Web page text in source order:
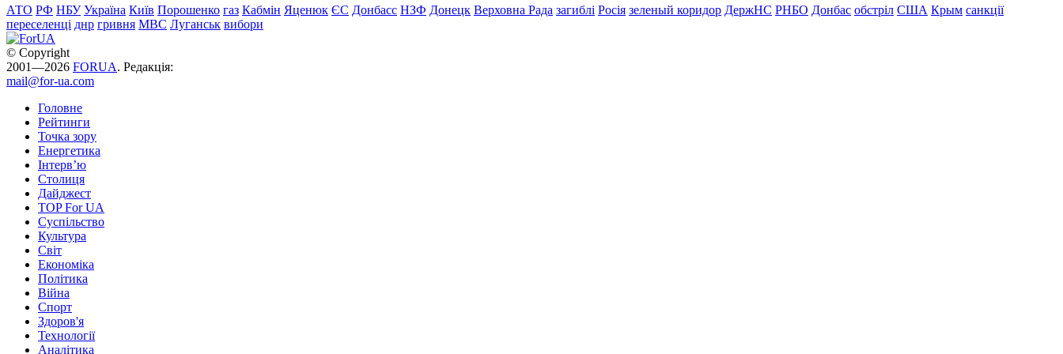
АТО РФ НБУ Україна Київ Порошенко газ Кабмін Яценюк ЄС Донбасс НЗФ Донецк Верховна Рада загиблі Росія зеленый коридор ДержНС РНБО Донбас обстріл США Крым санкції
переселенці днр гривня МВС Луганськ вибори
© Copyright
2001—2026 FORUA. Редакція:
mail@for-ua.com
Головне
Рейтинги
Точка зору
Енергетика
Інтерв’ю
Столиця
Дайджест
TOP For UA
Суспiльство
Культура
Світ
Економіка
Політика
Війна
Спорт
Здоров'я
Технології
Аналітика